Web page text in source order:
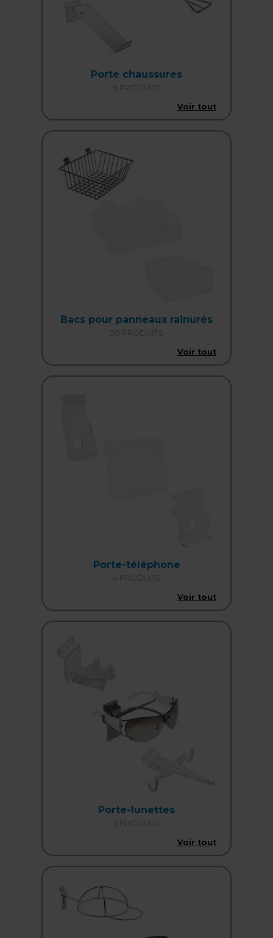
Porte chaussures
9 PRODUITS
Voir tout
Bacs pour panneaux rainurés
20 PRODUITS
Voir tout
Porte-téléphone
4 PRODUITS
Voir tout
Porte-lunettes
3 PRODUITS
Voir tout